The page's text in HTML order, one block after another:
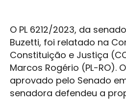
O PL 6212/2023, da
Buzetti, foi relatado na
Constituição e Justiça
Marcos Rogério (PL-RO).
aprovado pelo Senado
senadora defendeu a